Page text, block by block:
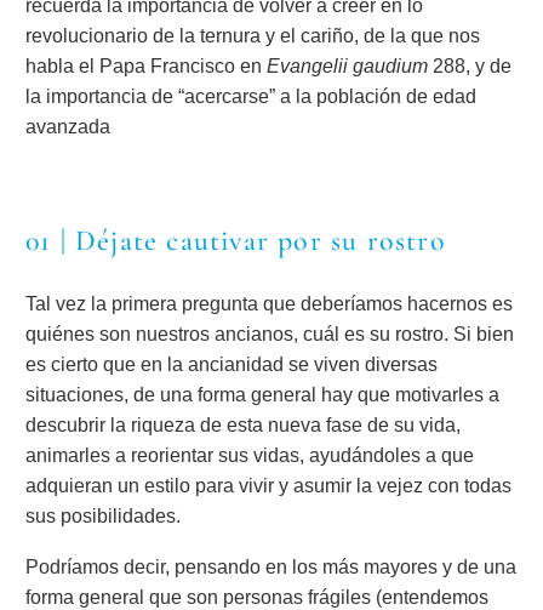
recuerda la importancia de volver a creer en lo
revolucionario de la ternura y el cariño, de la que nos
habla el Papa Francisco en Evangelii gaudium 288, y de
la importancia de “acercarse” a la población de edad
avanzada
01 | Déjate cautivar por su rostro
Tal vez la primera pregunta que deberíamos hacernos es
quiénes son nuestros ancianos, cuál es su rostro. Si bien
es cierto que en la ancianidad se viven diversas
situaciones, de una forma general hay que motivarles a
descubrir la riqueza de esta nueva fase de su vida,
animarles a reorientar sus vidas, ayudándoles a que
adquieran un estilo para vivir y asumir la vejez con todas
sus posibilidades.
Podríamos decir, pensando en los más mayores y de una
forma general que son personas frágiles (entendemos